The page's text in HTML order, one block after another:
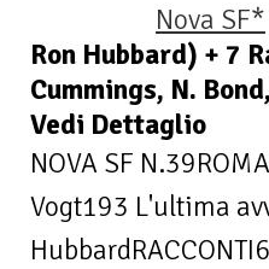
Nova SF*
Ron Hubbard) + 7
Cummings, N.
Vedi Dettaglio
NOVA SF
Vogt193 L'ultima